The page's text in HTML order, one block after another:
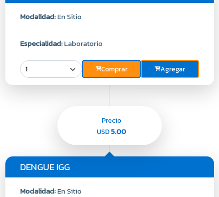
Modalidad:En Sitio
Especialidad:Laboratorio
Comprar Agregar
DENGUE IGG
Modalidad:En Sitio
Precio
USD5.00